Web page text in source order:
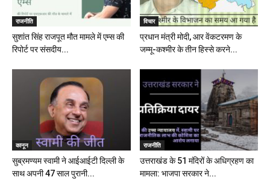
राजनीति
सुशांत सिंह राजपूत मौत मामले में एम्स की
रिपोर्ट पर संसदीय...
विचार
प्रधान मंत्री मोदी, आर वेंकटरमण के
जम्मू-कश्मीर के तीन हिस्से करने...
कानून
सुब्रमण्यम स्वामी ने आईआईटी दिल्ली के
साथ अपनी 47 साल पुरानी...
राजनीति
उत्तराखंड के 51 मंदिरों के अधिग्रहण का
मामला: भाजपा सरकार ने...